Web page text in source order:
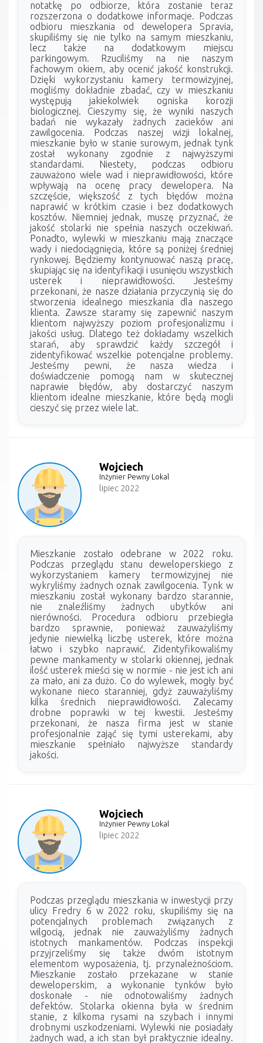
notatkę po odbiorze, która zostanie teraz
rozszerzona o dodatkowe informacje. Podczas
odbioru mieszkania od dewelopera Spravia,
skupiliśmy się nie tylko na samym mieszkaniu,
lecz także na dodatkowym miejscu
parkingowym. Rzuciliśmy na nie naszym
fachowym okiem, aby ocenić jakość konstrukcji.
Dzięki wykorzystaniu kamery termowizyjnej,
mogliśmy dokładnie zbadać, czy w mieszkaniu
występują jakiekolwiek ogniska korozji
biologicznej. Cieszymy się, że wyniki naszych
badań nie wykazały żadnych zacieków ani
zawilgocenia. Podczas naszej wizji lokalnej,
mieszkanie było w stanie surowym, jednak tynk
został wykonany zgodnie z najwyższymi
standardami. Niestety, podczas odbioru
zauważono wiele wad i nieprawidłowości, które
wpływają na ocenę pracy dewelopera. Na
szczęście, większość z tych błędów można
naprawić w krótkim czasie i bez dodatkowych
kosztów. Niemniej jednak, muszę przyznać, że
jakość stolarki nie spełnia naszych oczekiwań.
Ponadto, wylewki w mieszkaniu mają znaczące
wady i niedociągnięcia, które są poniżej średniej
rynkowej. Będziemy kontynuować naszą pracę,
skupiając się na identyfikacji i usunięciu wszystkich
usterek i nieprawidłowości. Jesteśmy
przekonani, że nasze działania przyczynią się do
stworzenia idealnego mieszkania dla naszego
klienta. Zawsze staramy się zapewnić naszym
klientom najwyższy poziom profesjonalizmu i
jakości usług. Dlatego też dokładamy wszelkich
starań, aby sprawdzić każdy szczegół i
zidentyfikować wszelkie potencjalne problemy.
Jesteśmy pewni, że nasza wiedza i
doświadczenie pomogą nam w skutecznej
naprawie błędów, aby dostarczyć naszym
klientom idealne mieszkanie, które będą mogli
cieszyć się przez wiele lat.
Wojciech
Inżynier Pewny Lokal
lipiec 2022
Mieszkanie zostało odebrane w 2022 roku.
Podczas przeglądu stanu deweloperskiego z
wykorzystaniem kamery termowizyjnej nie
wykryliśmy żadnych oznak zawilgocenia. Tynk w
mieszkaniu został wykonany bardzo starannie,
nie znaleźliśmy żadnych ubytków ani
nierówności. Procedura odbioru przebiegła
bardzo sprawnie, ponieważ zauważyliśmy
jedynie niewielką liczbę usterek, które można
łatwo i szybko naprawić. Zidentyfikowaliśmy
pewne mankamenty w stolarki okiennej, jednak
ilość usterek mieści się w normie - nie jest ich ani
za mało, ani za dużo. Co do wylewek, mogły być
wykonane nieco staranniej, gdyż zauważyliśmy
kilka średnich nieprawidłowości. Zalecamy
drobne poprawki w tej kwestii. Jesteśmy
przekonani, że nasza firma jest w stanie
profesjonalnie zająć się tymi usterekami, aby
mieszkanie spełniało najwyższe standardy
jakości.
Wojciech
Inżynier Pewny Lokal
lipiec 2022
Podczas przeglądu mieszkania w inwestycji przy
ulicy Fredry 6 w 2022 roku, skupiliśmy się na
potencjalnych problemach związanych z
wilgocią, jednak nie zauważyliśmy żadnych
istotnych mankamentów. Podczas inspekcji
przyjrzeliśmy się także dwóm istotnym
elementom wyposażenia, tj. przynależnościom.
Mieszkanie zostało przekazane w stanie
deweloperskim, a wykonanie tynków było
doskonałe - nie odnotowaliśmy żadnych
defektów. Stolarka okienna była w średnim
stanie, z kilkoma rysami na szybach i innymi
drobnymi uszkodzeniami. Wylewki nie posiadały
żadnych wad, a ich stan był praktycznie idealny.